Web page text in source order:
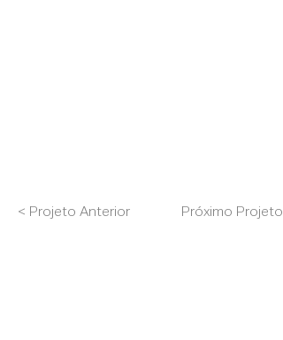
< Projeto Anterior Próximo Projeto